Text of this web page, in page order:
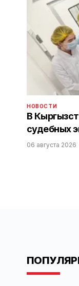
НОВОСТИ
В
судебных
06 августа 2026